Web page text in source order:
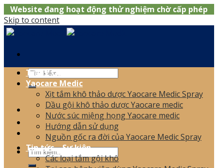
Website đang hoạt động thử nghiệm chờ cấp phép
Skip to content
0866.120.006
Trang chủ
Yaocare Medic
Xịt tắm khô thảo dược Yaocare Medic Spray
Dầu gội khô thảo dược Yaocare medic
Nước súc miệng họng Yaocare medic
Hướng dẫn sử dụng
Nguồn gốc ra đời của Yaocare Medic Spray
Tin tức – Sự kiện
Các loại tắm gội khô